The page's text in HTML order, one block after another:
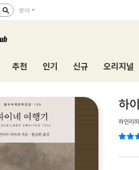
분야
추천 인기 신규 오리지널
하
하인리